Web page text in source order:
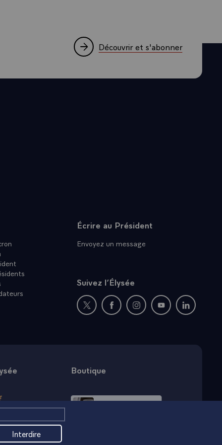
Découvrir et s'abonner
Écrire au Président
Envoyez un message
Suivez l’Élysée
Nouvelle fenêtre : rejoignez-nous sur
Nouvelle fenêtre : rejoignez-nous
Nouvelle fenêtre :
Nouvelle fenêtre :
Nouvelle
Boutique
Interdire